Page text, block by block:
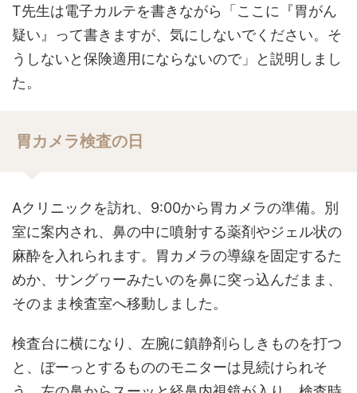
T先生は電子カルテを書きながら「ここに『胃がん
疑い』って書きますが、気にしないでください。そ
うしないと保険適用にならないので」と説明しまし
た。
胃カメラ検査の日
Aクリニックを訪れ、9:00から胃カメラの準備。別
室に案内され、鼻の中に噴射する薬剤やジェル状の
麻酔を入れられます。胃カメラの導線を固定するた
めか、サングヮーみたいのを鼻に突っ込んだまま、
そのまま検査室へ移動しました。
検査台に横になり、左腕に鎮静剤らしきものを打つ
と、ぼーっとするもののモニターは見続けられそ